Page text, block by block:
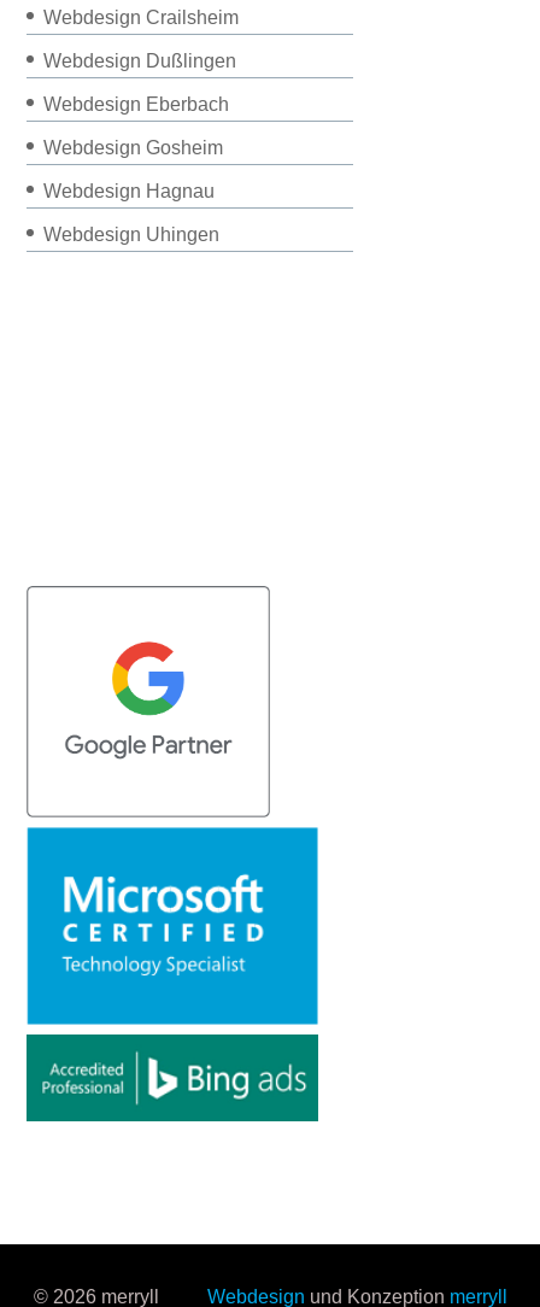
Webdesign Crailsheim
Webdesign Dußlingen
Webdesign Eberbach
Webdesign Gosheim
Webdesign Hagnau
Webdesign Uhingen
© 2026 merryll Webdesign und Konzeption merryll